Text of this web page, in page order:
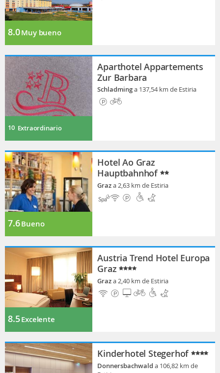
8.0Muy bueno
10 Extraordinario
Aparthotel Appartements
Zur Barbara
Schladminga 137,54 km de Estiria
7.6Bueno
Hotel Ao Graz
Hauptbahnhof
Graza 2,63 km de Estiria
8.5Excelente
Austria Trend Hotel Europa
Graz
Graza 2,40 km de Estiria
Kinderhotel Stegerhof
Donnersbachwalda 106,82 km de